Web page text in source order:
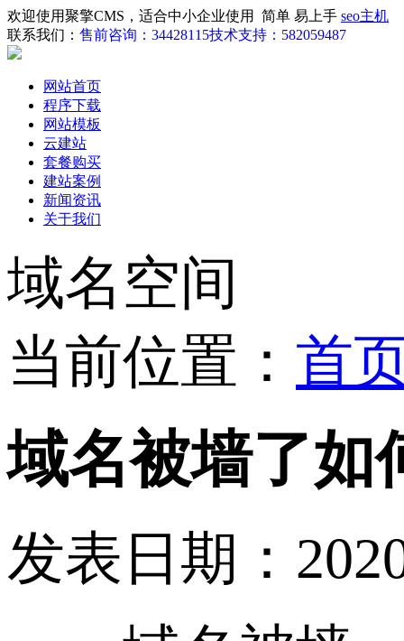
欢迎使用聚擎CMS，适合中小企业使用 简单 易上手 seo主机
联系我们： 售前咨询：34428115技术支持：582059487
网站首页
程序下载
网站模板
云建站
套餐购买
建站案例
新闻资讯
关于我们
域名空间
当前位置： 首
域名被墙了如
发表日期：